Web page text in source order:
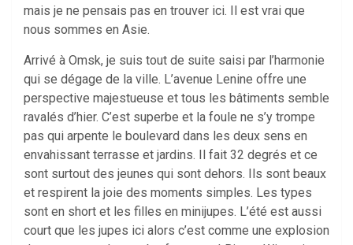
mais je ne pensais pas en trouver ici. Il est vrai que
nous sommes en Asie.
Arrivé à Omsk, je suis tout de suite saisi par l’harmonie
qui se dégage de la ville. L’avenue Lenine offre une
perspective majestueuse et tous les bâtiments semble
ravalés d’hier. C’est superbe et la foule ne s’y trompe
pas qui arpente le boulevard dans les deux sens en
envahissant terrasse et jardins. Il fait 32 degrés et ce
sont surtout des jeunes qui sont dehors. Ils sont beaux
et respirent la joie des moments simples. Les types
sont en short et les filles en minijupes. L’été est aussi
court que les jupes ici alors c’est comme une explosion